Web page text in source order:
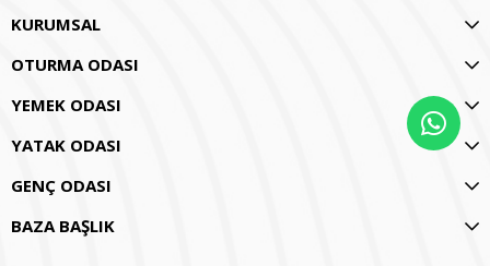
KURUMSAL
OTURMA ODASI
YEMEK ODASI
YATAK ODASI
GENÇ ODASI
BAZA BAŞLIK